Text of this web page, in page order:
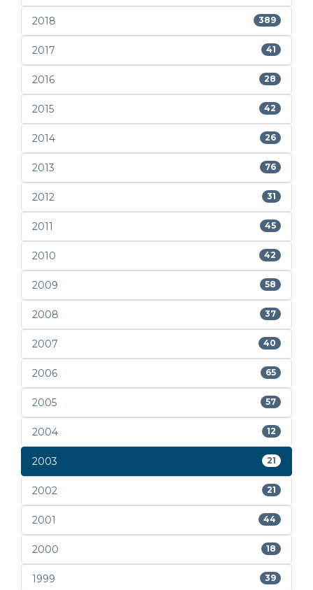
2018 389
2017 41
2016 28
2015 42
2014 26
2013 76
2012 31
2011 45
2010 42
2009 58
2008 37
2007 40
2006 65
2005 57
2004 12
2003 21
2002 21
2001 44
2000 18
1999 39